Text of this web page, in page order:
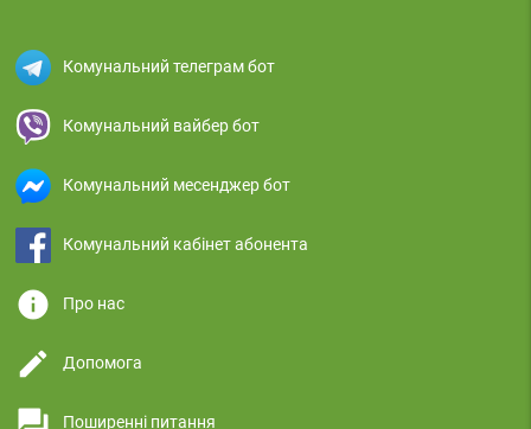
Комунальний телеграм бот
Комунальний вайбер бот
Комунальний месенджер бот
Комунальний кабінет абонента
info Про нас
edit Допомога
Поширенні питання